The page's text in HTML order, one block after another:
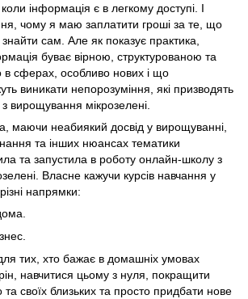
інформація є в легкому доступі. І
чому я маю заплатити гроші за те, що
сам. Але як показує практика,
буває вірною, структурованою та
в сферах, особливо нових і що
виникати непорозуміння, які призводять
вирощування мікрозелені.
маючи неабиякий досвід у вирощуванні,
та інших нюансах тематики
та запустила в роботу онлайн-школу з
Власне кажучи курсів навчання у
напрямки:
тих, хто бажає в домашніх умовах
навчитися цьому з нуля, покращити
та своїх близьких та просто придбати нове